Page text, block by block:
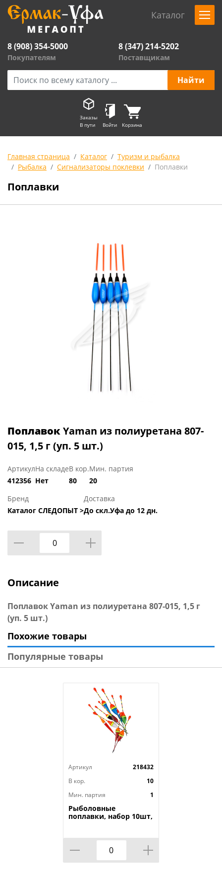
Каталог
8 (908) 354-5000
Покупателям
8 (347) 214-5202
Поставщикам
Заказы
В пути
Войти Корзина
Главная страница Каталог
Туризм и рыбалка
Рыбалка
Сигнализаторы поклевки Поплавки
Поплавки
ПоплавокYaman из полиуретана 807-
015, 1,5 г (уп. 5 шт.)
Артикул
412356
На складе
Нет
В кор.
80
Мин. партия
20
Бренд
Каталог СЛЕДОПЫТ >
Доставка
До скл.Уфа до 12 дн.
Описание
Поплавок Yaman из полиуретана 807-015, 1,5 г
(уп. 5 шт.)
Похожие товары
Популярные товары
Артикул
218432
В кор.
10
Мин. партия
1
Рыболовные
поплавки, набор 10шт,